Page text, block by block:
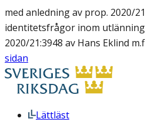
med anledning av prop. 2020/
identitetsfrågor inom
2020/21:3948 av Hans Eklind
sidan
Lättläst